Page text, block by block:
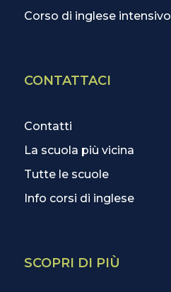
Corso di inglese intensivo
CONTATTACI
Contatti
La scuola più vicina
Tutte le scuole
Info corsi di inglese
SCOPRI DI PIÙ